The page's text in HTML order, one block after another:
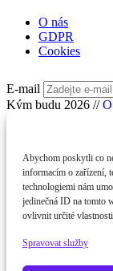
Abychom poskytli co
informacím o zařízení,
technologiemi nám
jedinečná ID na tomto
ovlivnit určité
Spravovat služby
O nás
GDPR
Cookies
E-mail
Kým budu 2026 //